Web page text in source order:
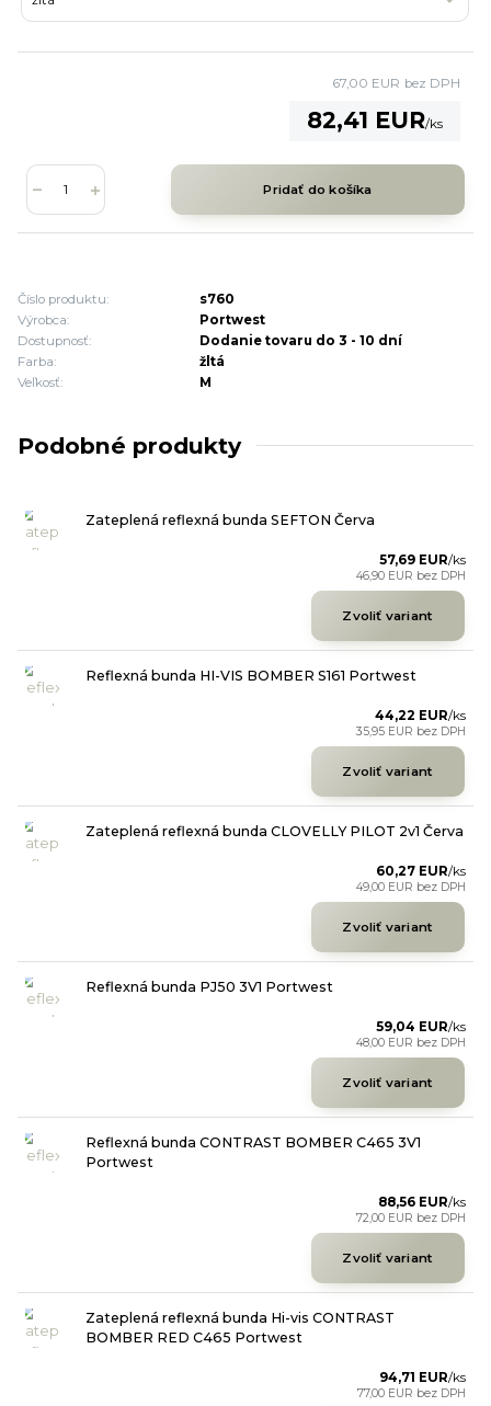
82,41 EUR/ks
67,00 EUR bez DPH
Pridať do košíka
Číslo produktu:
s760
Výrobca:
Portwest
Dostupnosť:
Dodanie tovaru do 3 - 10 dní
Farba:
žltá
Veľkosť:
M
Podobné produkty
Zateplená reflexná bunda SEFTON Červa
57,69 EUR/ks
46,90 EUR bez DPH
Zvoliť variant
Reflexná bunda HI-VIS BOMBER S161 Portwest
44,22 EUR/ks
35,95 EUR bez DPH
Zvoliť variant
Zateplená reflexná bunda CLOVELLY PILOT 2v1 Červa
60,27 EUR/ks
49,00 EUR bez DPH
Zvoliť variant
Reflexná bunda PJ50 3V1 Portwest
59,04 EUR/ks
48,00 EUR bez DPH
Zvoliť variant
Reflexná bunda CONTRAST BOMBER C465 3V1
Portwest
88,56 EUR/ks
72,00 EUR bez DPH
Zvoliť variant
Zateplená reflexná bunda Hi-vis CONTRAST
BOMBER RED C465 Portwest
94,71 EUR/ks
77,00 EUR bez DPH